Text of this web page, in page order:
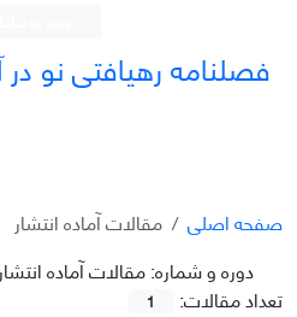
فصلنامه رهیافتی نو
صفحه اصلی
مقالات آماده انتشار
دوره و شماره:مقالات آماده انتشار
تعداد مقالات:
1